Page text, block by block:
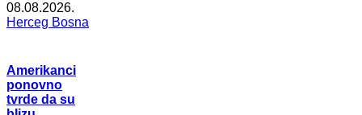
08.08.2026.
Herceg Bosna
Amerikanci
ponovno
tvrde da su